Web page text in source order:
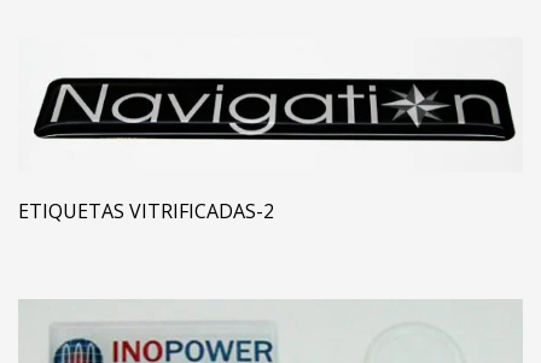
ETIQUETAS VITRIFICADAS-2